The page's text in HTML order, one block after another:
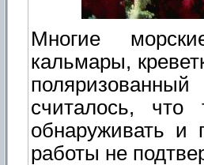
Многие
кальмары,
считалось, что
обнаруживать и
работы не